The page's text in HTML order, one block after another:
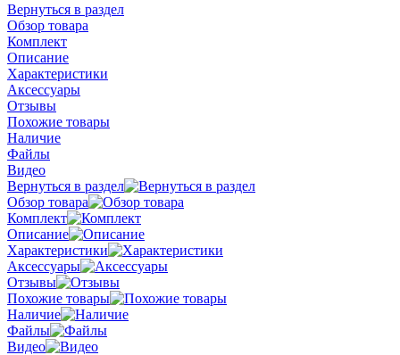
Вернуться в раздел
Обзор товара
Комплект
Описание
Характеристики
Аксессуары
Отзывы
Похожие товары
Наличие
Файлы
Видео
Вернуться в раздел
Обзор товара
Комплект
Описание
Характеристики
Аксессуары
Отзывы
Похожие товары
Наличие
Файлы
Видео